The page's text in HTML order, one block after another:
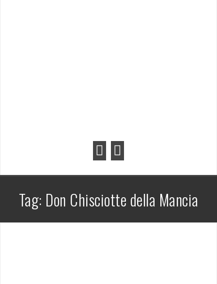
Tag: Don Chisciotte della Mancia